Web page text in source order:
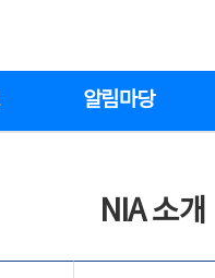
알림마당
NIA 소개